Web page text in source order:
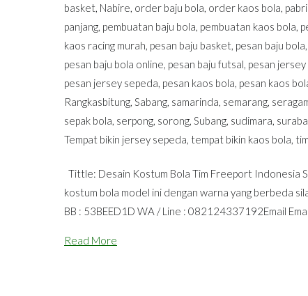
basket, Nabire, order baju bola, order kaos bola,
panjang, pembuatan baju bola, pembuatan kaos bola,
kaos racing murah, pesan baju basket, pesan baju bola,
pesan baju bola online, pesan baju futsal, pesan
pesan jersey sepeda, pesan kaos bola, pesan kaos
Rangkasbitung, Sabang, samarinda, semarang,
sepak bola, serpong, sorong, Subang, sudimara,
Tempat bikin jersey sepeda, tempat bikin kaos bola,
Tittle: Desain Kostum Bola Tim Freeport Indonesia
kostum bola model ini dengan warna yang berbeda
BB : 53BEED1D WA / Line : 082124337192Email
Read More